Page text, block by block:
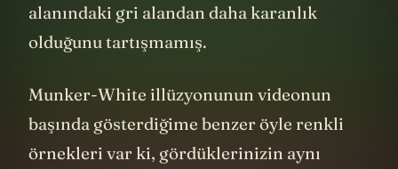
alanındaki gri alandan daha karanlık
olduğunu tartışmamış.
Munker-White illüzyonunun videonun
başında gösterdiğime benzer öyle renkli
örnekleri var ki, gördüklerinizin aynı